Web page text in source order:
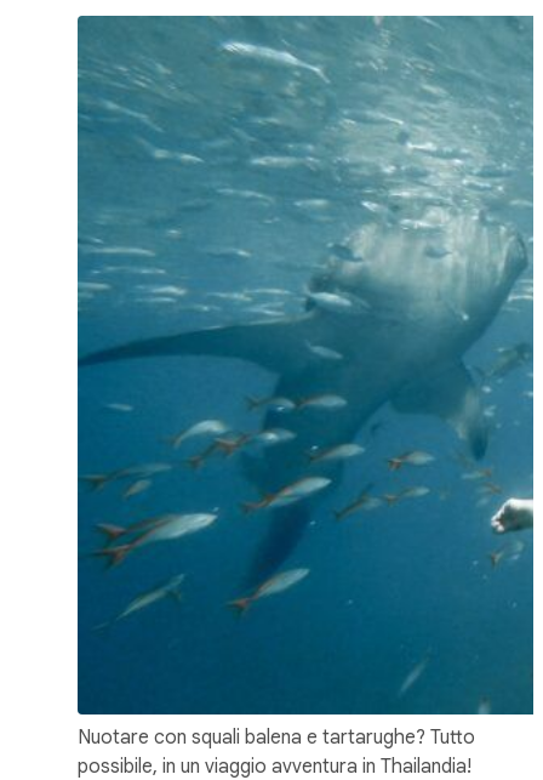
Nuotare con squali balena e tartarughe? Tutto
possibile, in un viaggio avventura in Thailandia!